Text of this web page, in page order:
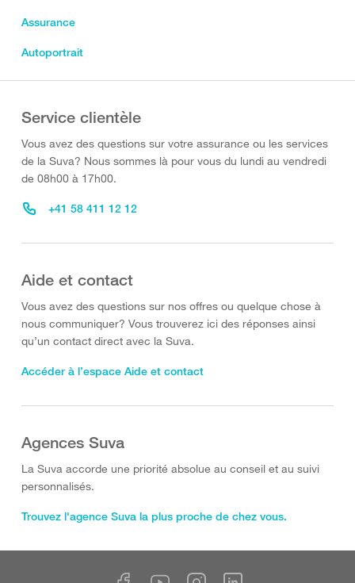
Assurance
Autoportrait
Service clientèle
Vous avez des questions sur votre assurance ou les services
de la Suva? Nous sommes là pour vous du lundi au vendredi
de 08h00 à 17h00.
+41 58 411 12 12
Aide et contact
Vous avez des questions sur nos offres ou quelque chose à
nous communiquer? Vous trouverez ici des réponses ainsi
qu’un contact direct avec la Suva.
Accéder à l’espace Aide et contact
Agences Suva
La Suva accorde une priorité absolue au conseil et au suivi
personnalisés.
Trouvez l'agence Suva la plus proche de chez vous.